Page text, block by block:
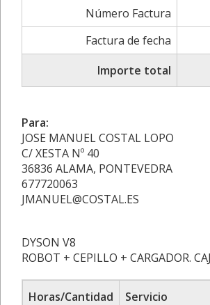
Número Factura
Factura de fecha
Importe total
Para:
JOSE MANUEL COSTAL LOPO
C/ XESTA Nº 40
36836 ALAMA, PONTEVEDRA
677720063
JMANUEL@COSTAL.ES
DYSON V8
ROBOT + CEPILLO + CARGADOR.
Horas/Cantidad
Servicio